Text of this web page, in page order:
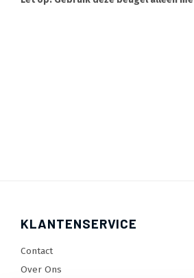
KLANTENSERVICE
Contact
Over Ons